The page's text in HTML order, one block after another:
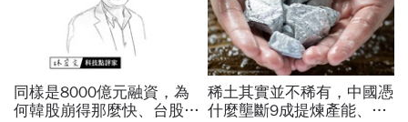
同樣是8000億元融資，為
何韓股崩得那麼快、台股卻
稀土其實並不稀有，中國憑
什麼壟斷9成提煉產能、掐